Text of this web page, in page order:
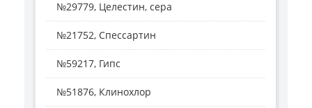
№29779, Целестин, сера
№21752, Спессартин
№59217, Гипс
№51876, Клинохлор